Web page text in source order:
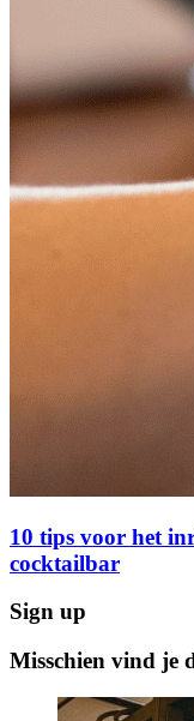
10 tips voor het
cocktailbar
Sign up
Misschien vind je